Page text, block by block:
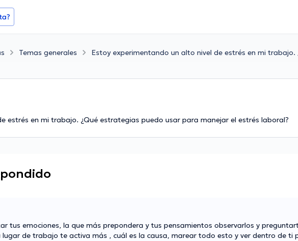
Temas generales Estoy experimentando un alto nivel de estrés en mi trabajo.
estrés en mi trabajo. ¿Qué estrategias puedo usar para manejar el estrés laboral?
tus emociones, la que más prepondera y tus pensamientos observarlos y
de trabajo te activa más , cuál es la causa, marear todo esto y ver dentro de ti